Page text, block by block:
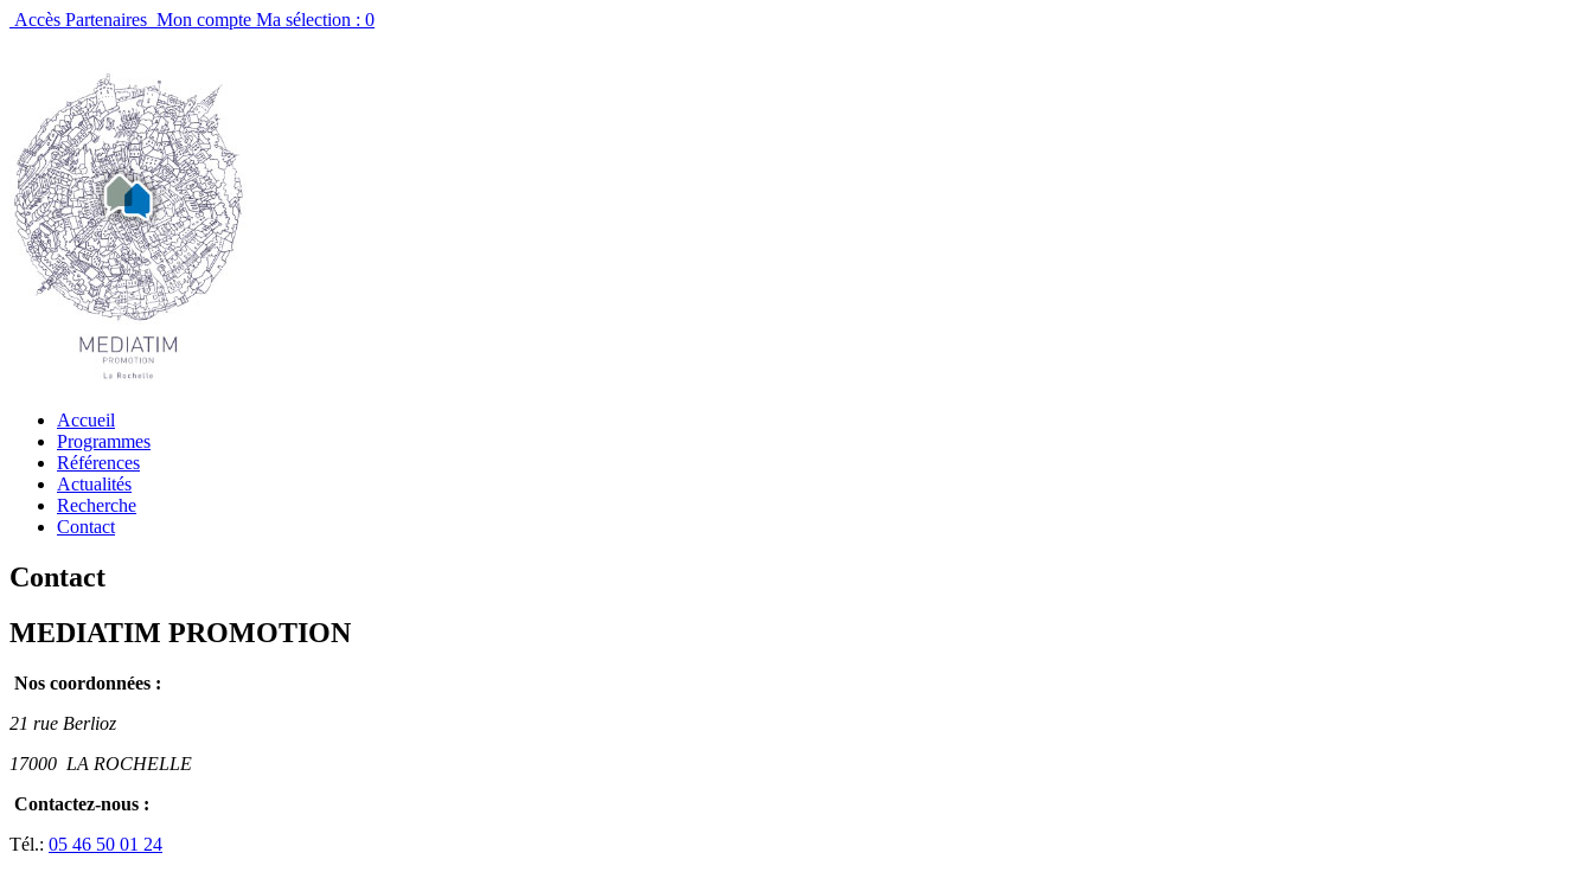
Accès Partenaires Mon compte Ma sélection : 0
Accueil
Programmes
Références
Actualités
Recherche
Contact
Contact
MEDIATIM PROMOTION
Nos coordonnées :
21 rue Berlioz
17000 LA ROCHELLE
Contactez-nous :
Tél.: 05 46 50 01 24